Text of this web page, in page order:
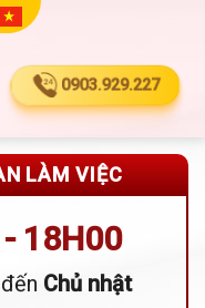
0903.929.227
LÀM VIỆC
18H00
Chủ nhật